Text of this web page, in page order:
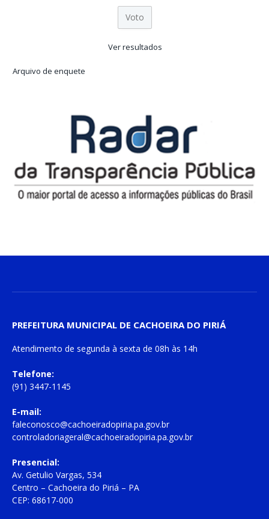
Ver resultados
Arquivo de enquete
PREFEITURA MUNICIPAL DE CACHOEIRA DO PIRIÁ
Atendimento de segunda à sexta de 08h às 14h
Telefone:
(91) 3447-1145
E-mail:
faleconosco@cachoeiradopiria.pa.gov.br
controladoriageral@cachoeiradopiria.pa.gov.br
Presencial:
Av. Getulio Vargas, 534
Centro – Cachoeira do Piriá – PA
CEP: 68617-000